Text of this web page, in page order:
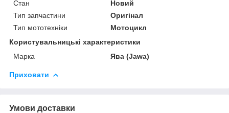
Стан
Новий
Тип запчастини
Оригінал
Тип мототехніки
Мотоцикл
Користувальницькі характеристики
Марка
Ява (Jawa)
Приховати
Умови доставки